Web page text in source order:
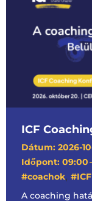
ICF
Dátum: 2026-
Időpont: 09:00
#coachok,
A coaching